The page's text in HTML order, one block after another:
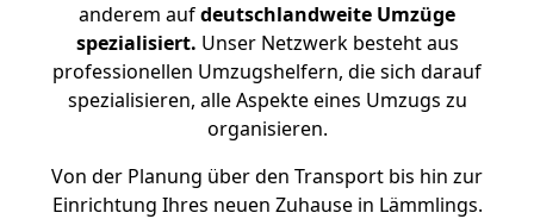
anderem aufdeutschlandweite Umzüge
spezialisiert. Unser Netzwerk besteht aus
professionellen Umzugshelfern, die sich darauf
spezialisieren, alle Aspekte eines Umzugs zu
organisieren.
Von der Planung über den Transport bis hin zur
Einrichtung Ihres neuen Zuhause in Lämmlings.